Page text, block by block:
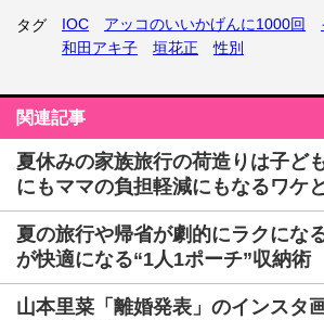
タグ IOC アッコのいいかげんに1000回
和田アキ子
垣花正 性別
関連記事
夏休みの家族旅行の荷造りは子ど
にもママの負担軽減にもなるワケ
夏の旅行や帰省が劇的にラクにな
が快適になる“1人1ポーチ”収納術
山本里菜「離婚発表」のインスタ